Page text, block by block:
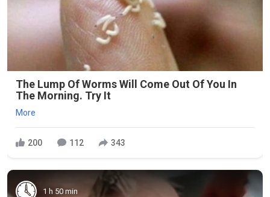
The Lump Of Worms Will Come Out Of You In
The Morning. Try It
More
200 112 343
1 h 50 min